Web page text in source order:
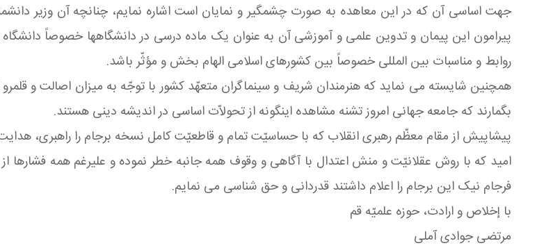
جهت اساسى آن که در این معاهده به صورت چشمگیر و نمایان است اشاره نمایم، چنانچه آن وزیر
پیرامون این پیمان و تدوین علمى و آموزشى آن به عنوان یک ماده درسى در دانشگاهها خصوصاً دانشگاه
روابط و مناسبات بین المللی خصوصاً بین کشورهاى اسلامى الهام بخش و مؤثّر باشد.
همچنین شایسته مى نماید که هنرمندان شریف و سینماگران متعهّد کشور با توجّه به میزان اصالت و قلمرو
بگمارند که جامعه جهانی امروز تشنه مشاهده اینگونه از تحولاّت اساسى در اندیشه دینى هستند.
پیشاپیش از مقام معظّم رهبری انقلاب که با حساسیّت تمام و قاطعیّت کامل نسخه برجام را راهبری،
امید که با روش عقلانیّت و منش اعتدال با آگاهی و وقوف همه جانبه خطر نموده و علیرغم همه فشارها
فرجام نیک این برجام را اعلام داشتند قدردانى و حق شناسى مى نمایم.
با إخلاص و ارادت، حوزه علمیّه قم
مرتضى جوادى آملی